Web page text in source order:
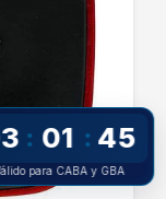
: 01 : 44
para CABA y GBA